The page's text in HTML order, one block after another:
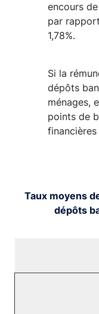
encours
par
1,78%.
Si la
dépôts
ménages,
points de
financières
Taux moyens
dépôts